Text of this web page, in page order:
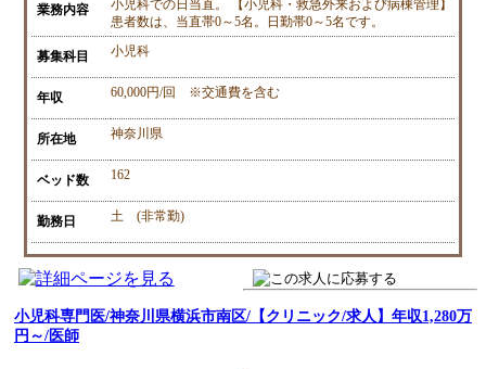
業務内容
小児科での日当直。 【小児科・救急外来および病棟管理】
患者数は、当直帯0～5名。日勤帯0～5名です。
募集科目 小児科
年収 60,000円/回 ※交通費を含む
所在地 神奈川県
ベッド数 162
勤務日 土 (非常勤)
小児科専門医/神奈川県横浜市南区/【クリニック/求人】年収1,280万
円～/医師